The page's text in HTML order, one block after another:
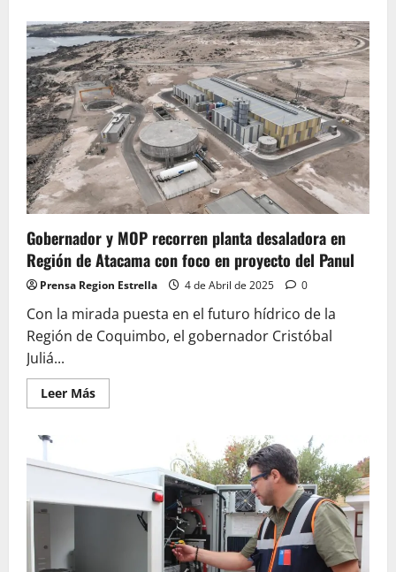
“Abren
convocatoria
regional
para
pymes
que
apuestan
por
la
economía
circular
y
sostenibilidad”
Gobernador y MOP recorren planta desaladora en
Región de Atacama con foco en proyecto del Panul
Prensa Region Estrella 4 de Abril de 2025 0
Con la mirada puesta en el futuro hídrico de la
Región de Coquimbo, el gobernador Cristóbal
Juliá...
Leer MásLeer
más
recorren
desaladora